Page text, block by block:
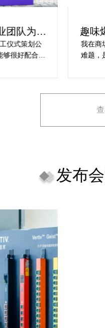
趣味爆棚的惠州市
案精
我在商场开工开业活动策划
难题，是开工开业活动策划
场开工开业活动策划堪称完
发布